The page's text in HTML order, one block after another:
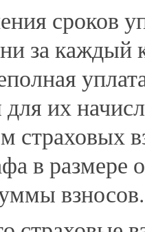
сроков
за каждый
их
страховых
в размере
взносов.